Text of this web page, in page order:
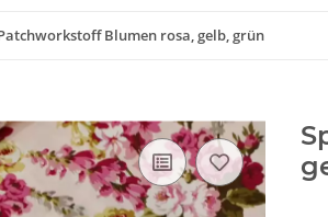
Blumen rosa, gelb, grün